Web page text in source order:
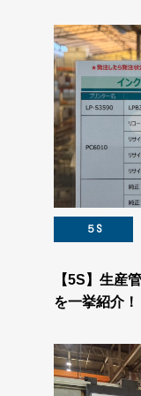
５S
【5S】生産
を一挙紹介